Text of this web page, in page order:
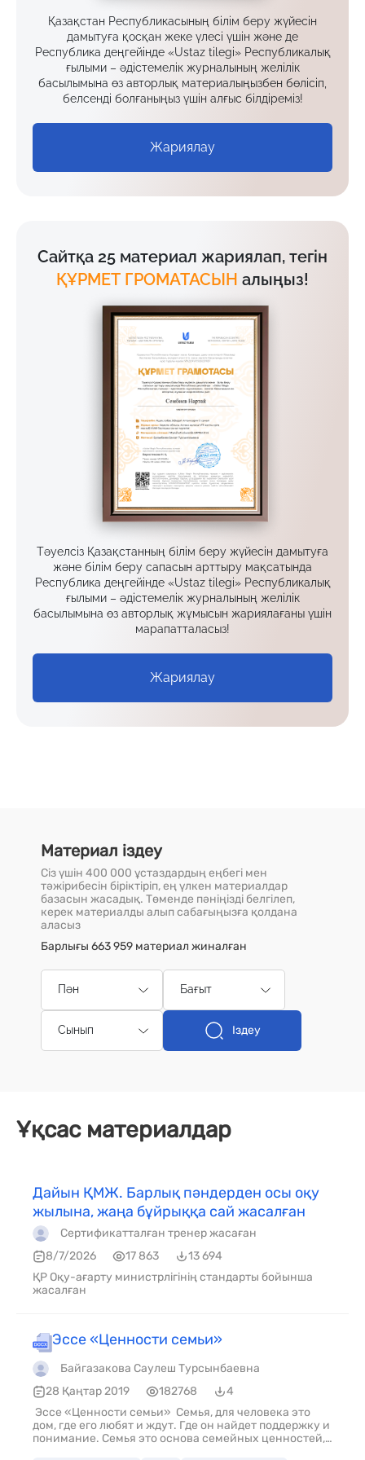
Қазақстан Республикасының білім беру жүйесін
дамытуға қосқан жеке үлесі үшін және де
Республика деңгейінде «Ustaz tilegi» Республикалық
ғылыми – әдістемелік журналының желілік
басылымына өз авторлық материалыңызбен бөлісіп,
белсенді болғаныңыз үшін алғыс білдіреміз!
Жариялау
Сайтқа 25 материал жариялап, тегін
ҚҰРМЕТ ГРОМАТАСЫН алыңыз!
Тәуелсіз Қазақстанның білім беру жүйесін дамытуға
және білім беру сапасын арттыру мақсатында
Республика деңгейінде «Ustaz tilegi» Республикалық
ғылыми – әдістемелік журналының желілік
басылымына өз авторлық жұмысын жариялағаны үшін
марапатталасыз!
Жариялау
Материал іздеу
Сіз үшін 400 000 ұстаздардың еңбегі мен
тәжірибесін біріктіріп, ең үлкен материалдар
базасын жасадық. Төменде пәніңізді белгілеп,
керек материалды алып сабағыңызға қолдана
аласыз
Барлығы 663 959 материал жиналған
Пән Бағыт
Сынып Іздеу
Ұқсас материалдар
Дайын ҚМЖ. Барлық пәндерден осы оқу
жылына, жаңа бұйрыққа сай жасалған
Сертификатталған тренер жасаған
8/7/2026
17 863
13 694
ҚР Оқу-ағарту министрлігінің стандарты бойынша
жасалған
Эссе «Ценности семьи»
Байгазакова Саулеш Турсынбаевна
28 Қаңтар 2019
182768
4
Эссе «Ценности семьи» Семья, для человека это
дом, где его любят и ждут. Где он найдет поддержку и
понимание. Семья это основа семейных ценностей,